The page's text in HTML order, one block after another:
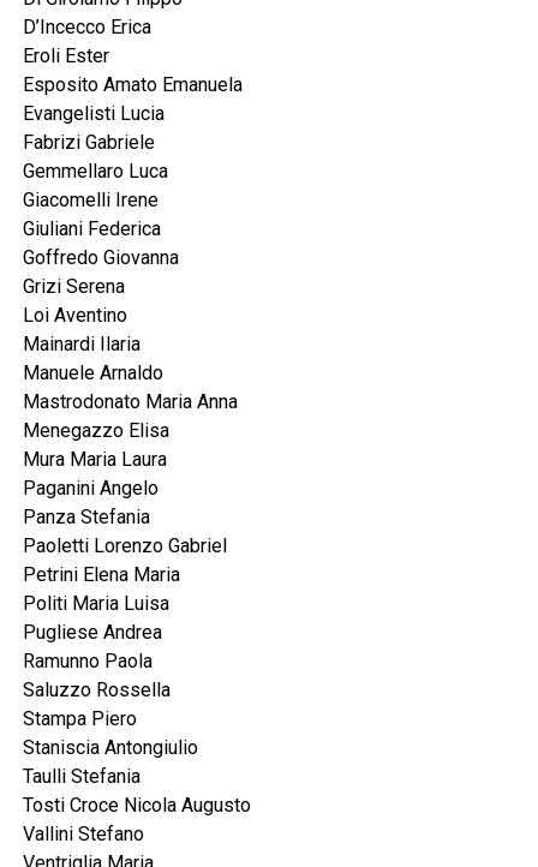
D’Incecco Erica
Eroli Ester
Esposito Amato Emanuela
Evangelisti Lucia
Fabrizi Gabriele
Gemmellaro Luca
Giacomelli Irene
Giuliani Federica
Goffredo Giovanna
Grizi Serena
Loi Aventino
Mainardi Ilaria
Manuele Arnaldo
Mastrodonato Maria Anna
Menegazzo Elisa
Mura Maria Laura
Paganini Angelo
Panza Stefania
Paoletti Lorenzo Gabriel
Petrini Elena Maria
Politi Maria Luisa
Pugliese Andrea
Ramunno Paola
Saluzzo Rossella
Stampa Piero
Staniscia Antongiulio
Taulli Stefania
Tosti Croce Nicola Augusto
Vallini Stefano